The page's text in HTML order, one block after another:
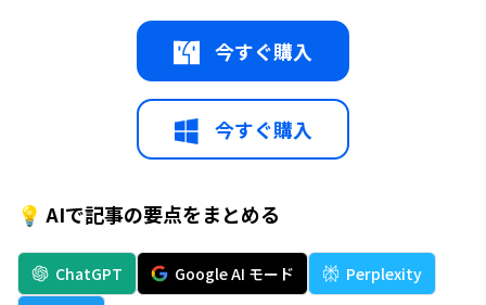
今すぐ購入
今すぐ購入
💡 AIで記事の要点をまとめる
ChatGPT Google AI モード
Perplexity